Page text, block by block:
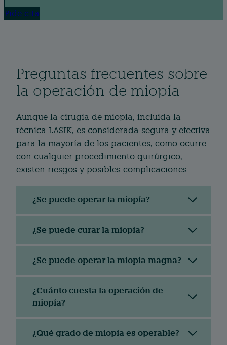
Pide cita
Preguntas frecuentes sobre
la operación de miopía
Aunque la cirugía de miopía, incluida la
técnica LASIK, es considerada segura y efectiva
para la mayoría de los pacientes, como ocurre
con cualquier procedimiento quirúrgico,
existen riesgos y posibles complicaciones.
¿Se puede operar la miopía?
¿Se puede curar la miopía?
¿Se puede operar la miopía magna?
¿Cuánto cuesta la operación de
miopía?
¿Qué grado de miopía es operable?